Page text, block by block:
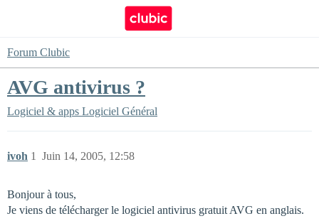
Forum Clubic
AVG antivirus ?
Logiciel & apps Logiciel Général
ivoh Juin 14, 2005, 12:58
1
Bonjour à tous,
Je viens de télécharger le logiciel antivirus gratuit AVG en anglais.